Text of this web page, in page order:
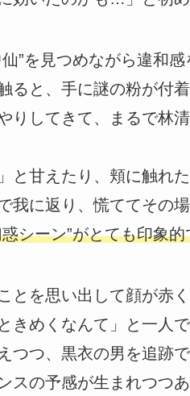
”を見つめながら違和感
ると、手に謎の粉が付着
りしてきて、まるで林
と甘えたり、頬に触れ
我に返り、慌ててその
シーン”がとても印象
とを思い出して顔が赤く
きめくなんて」と一人で
つつ、黒衣の男を追跡
スの予感が生まれつつあ